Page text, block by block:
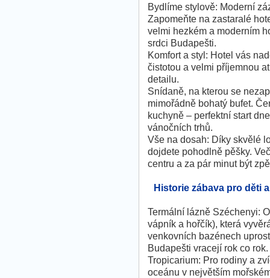
Bydlíme stylově: Moderní
Zapomeňte na zastaralé
velmi hezkém a moderním
srdci Budapešti.
Komfort a styl: Hotel vás
čistotou a velmi příjemnou
detailu.
Snídaně, na kterou se
mimořádně bohatý bufet.
kuchyně – perfektní start
vánočních trhů.
Vše na dosah: Díky skvělé
dojdete pohodlně pěšky.
centru a za pár minut být
Historie zábava pro děti
Termální lázně Széchenyi:
vápník a hořčík), která
venkovních bazénech
Budapešti vracejí rok co rok.
Tropicarium: Pro rodiny a
oceánu v největším